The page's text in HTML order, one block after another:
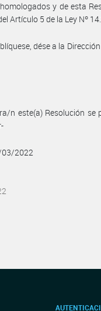
y de esta
Artículo 5 de la Ley Nº
dése a la
n este(a) Resolución se
03/2022